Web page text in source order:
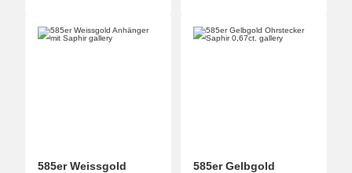
585er Weissgold
585er Gelbgold